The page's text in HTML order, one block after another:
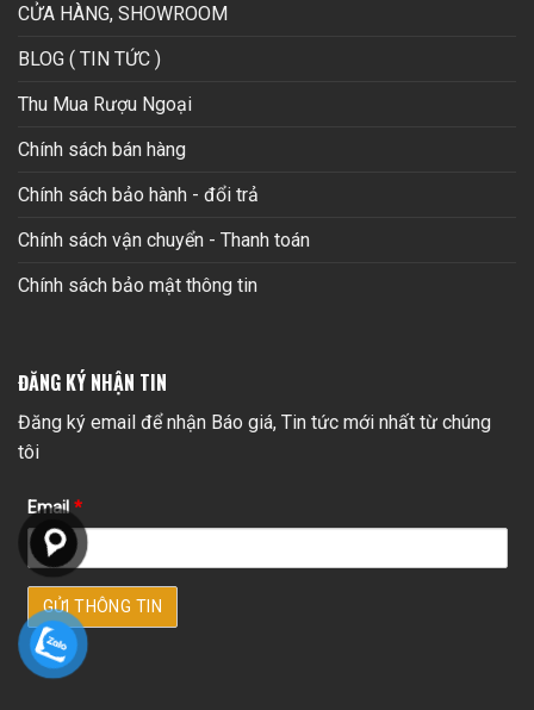
CỬA HÀNG, SHOWROOM
BLOG ( TIN TỨC )
Thu Mua Rượu Ngoại
Chính sách bán hàng
Chính sách bảo hành - đổi trả
Chính sách vận chuyển - Thanh toán
Chính sách bảo mật thông tin
ĐĂNG KÝ NHẬN TIN
Đăng ký email để nhận Báo giá, Tin tức mới nhất từ chúng
tôi
Email *